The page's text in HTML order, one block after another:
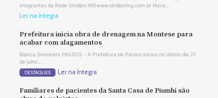
integrantes da Rede Sindijori MGwww.sindijorimg.com.br Nova...
Ler na íntegra
Prefeitura inicia obra de drenagem na Montese para
acabar com alagamentos
Bianca Simionato PASSOS - A Prefeitura de Passos iniciou no último dia 27
de julho...
DESTAQUES Ler na íntegra
Familiares de pacientes da Santa Casa de Piumhi são